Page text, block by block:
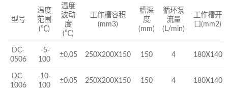
型号
温度
范围
(℃)
温度
波动
度
(℃)
工作槽容积
(mm3)
槽深
度
(mm)
循环泵
流量
(L/min)
工作槽开
口(mm2)
DC-
0506
-5-
100
±0.05 250X200X150 150 4 180X140
DC-
1006
-10-
100
±0.05 250X200X150 150 4 180X140